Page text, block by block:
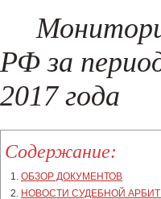
РФ за
2017 года
Содержание:
ОБЗОР ДОКУМЕНТОВ
НОВОСТИ СУДЕБНОЙ